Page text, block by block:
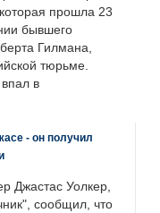
прошла 23
бывшего
Гилмана,
тюрьме.
в
- он получил
Джастас Уолкер,
сообщил, что